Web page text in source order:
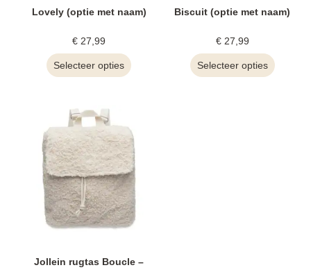
Lovely (optie met naam)
€ 27,99
Selecteer opties
Biscuit (optie met naam)
€27,99
Selecteer opties
Jollein rugtas Boucle –